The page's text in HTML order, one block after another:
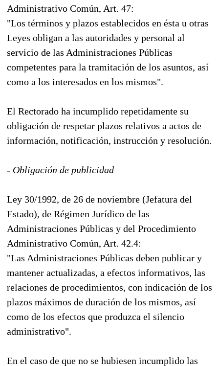
Administrativo Común, Art. 47:
"Los términos y plazos establecidos en ésta u otras
Leyes obligan a las autoridades y personal al
servicio de las Administraciones Públicas
competentes para la tramitación de los asuntos, así
como a los interesados en los mismos".
El Rectorado ha incumplido repetidamente su
obligación de respetar plazos relativos a actos de
información, notificación, instrucción y resolución.
- Obligación de publicidad
Ley 30/1992, de 26 de noviembre (Jefatura del
Estado), de Régimen Jurídico de las
Administraciones Públicas y del Procedimiento
Administrativo Común, Art. 42.4:
"Las Administraciones Públicas deben publicar y
mantener actualizadas, a efectos informativos, las
relaciones de procedimientos, con indicación de los
plazos máximos de duración de los mismos, así
como de los efectos que produzca el silencio
administrativo".
En el caso de que no se hubiesen incumplido las